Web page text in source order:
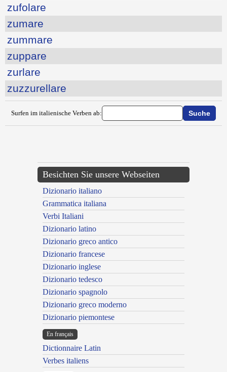
zufolare
zumare
zummare
zuppare
zurlare
zuzzurellare
Surfen im italienische Verben ab:
Besichten Sie unsere Webseiten
Dizionario italiano
Grammatica italiana
Verbi Italiani
Dizionario latino
Dizionario greco antico
Dizionario francese
Dizionario inglese
Dizionario tedesco
Dizionario spagnolo
Dizionario greco moderno
Dizionario piemontese
En français
Dictionnaire Latin
Verbes italiens